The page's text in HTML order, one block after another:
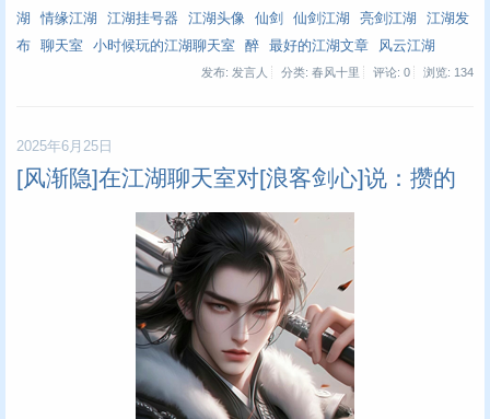
湖
情缘江湖 江湖挂号器 江湖头像 仙剑 仙剑江湖 亮剑江湖
江湖发
布
聊天室 小时候玩的江湖聊天室 醉 最好的江湖文章 风云江湖
发布: 发言人 分类: 春风十里 评论: 0 浏览: 134
2025年6月25日
[风渐隐]在江湖聊天室对[浪客剑心]说：攒的